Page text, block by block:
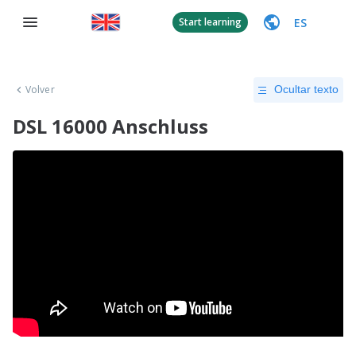
Start learning ES
Volver Ocultar texto
DSL 16000 Anschluss